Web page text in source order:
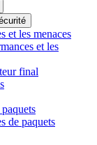
et les menaces
et les
final
de paquets